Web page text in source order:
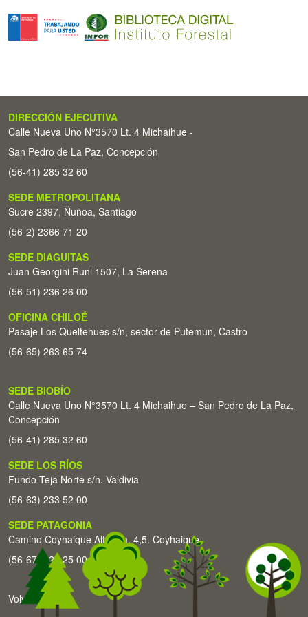
DIRECCIÓN EJECUTIVA
Calle Nueva Uno N°3570 Lt. 4 Michaihue -
San Pedro de La Paz, Concepción
(56-41) 285 32 60
SEDE METROPOLITANA
Sucre 2397, Ñuñoa, Santiago
(56-2) 2366 71 20
SEDE DIAGUITAS
Juan Georgini Runi 1507, La Serena
(56-51) 236 26 00
OFICINA CHILOÉ
Pasaje Los Queltehues s/n, sector de Putemun, Castro
(56-65) 263 65 74
SEDE BIOBÍO
Calle Nueva Uno N°3570 Lt. 4 Michaihue – San Pedro de La Paz,
Concepción
(56-41) 285 32 60
SEDE LOS RÍOS
Fundo Teja Norte s/n. Valdivia
(56-63) 233 52 00
SEDE PATAGONIA
Camino Coyhaique Alto Km. 4,5. Coyhaique
(56-67) 226 25 00
Volver arriba